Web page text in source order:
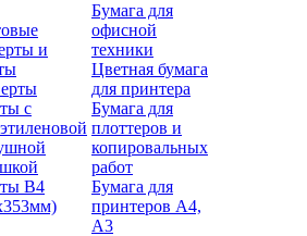
и
с
В4
Бумага для
офисной
техники
Цветная бумага
для принтера
Бумага для
плоттеров и
копировальных
работ
Бумага для
принтеров А4,
А3